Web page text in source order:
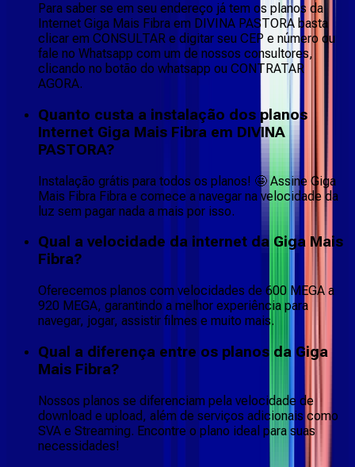
Para saber se em seu endereço já tem os planos da
Internet Giga Mais Fibra em DIVINA PASTORA basta
clicar em CONSULTAR e digitar seu CEP e número ou
fale no Whatsapp com um de nossos consultores,
clicando no botão do whatsapp ou CONTRATAR
AGORA.
Quanto custa a instalação dos planos
Internet Giga Mais Fibra em DIVINA
PASTORA?
Instalação grátis para todos os planos! 🤩 Assine Giga
Mais Fibra Fibra e comece a navegar na velocidade da
luz sem pagar nada a mais por isso.
Qual a velocidade da internet da Giga Mais
Fibra?
Oferecemos planos com velocidades de 600 MEGA a
920 MEGA, garantindo a melhor experiência para
navegar, jogar, assistir filmes e muito mais.
Qual a diferença entre os planos da Giga
Mais Fibra?
Nossos planos se diferenciam pela velocidade de
download e upload, além de serviços adicionais como
SVA e Streaming. Encontre o plano ideal para suas
necessidades!